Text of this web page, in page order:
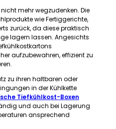
mehr wegzudenken. Die
wie Fertiggerichte,
zurück, da diese praktisch
lagern lassen. Angesichts
aufzubewahren, effizient zu
zu ihren haltbaren oder
in der Kühlkette
Tiefkühlkost-Boxen
und auch bei Lagerung
ansprechend